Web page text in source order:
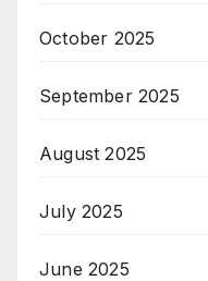
October 2025
September 2025
August 2025
July 2025
June 2025